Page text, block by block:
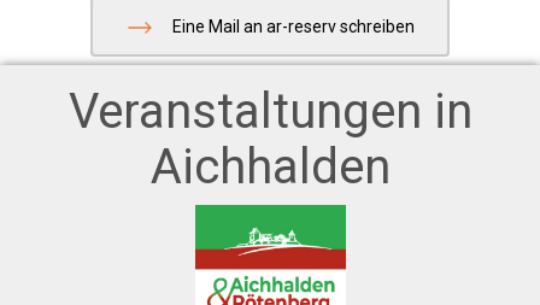
Eine Mail an ar-reserv schreiben
Veranstaltungen in
Aichhalden